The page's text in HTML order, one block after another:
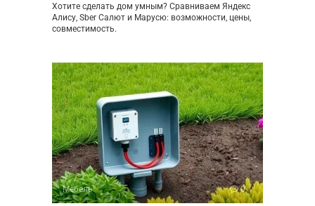
Хотите сделать дом умным? Сравниваем Яндекс
Алису, Sber Салют и Марусю: возможности, цены,
совместимость.
Мебель 0